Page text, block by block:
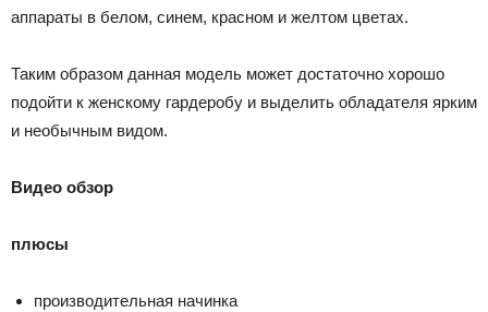
аппараты в белом, синем, красном и желтом цветах.
Таким образом данная модель может достаточно хорошо
подойти к женскому гардеробу и выделить обладателя ярким
и необычным видом.
Видео обзор
плюсы
производительная начинка